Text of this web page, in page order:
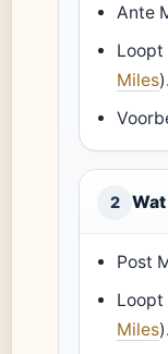
Ante
Loopt
Miles).
2 Wat
Post
Loopt
Miles).